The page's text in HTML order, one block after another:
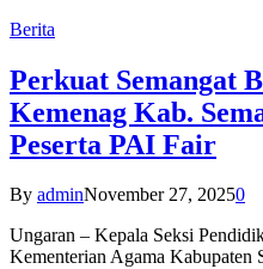
Berita
Perkuat Semangat
Kemenag Kab.
Peserta PAI Fair
By adminNovember 27, 20250
Ungaran – Kepala Seksi
Kementerian Agama